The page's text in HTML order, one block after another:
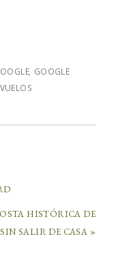
, GOOGLE
VUELOS
HISTÓRICA DE
SALIR DE CASA »